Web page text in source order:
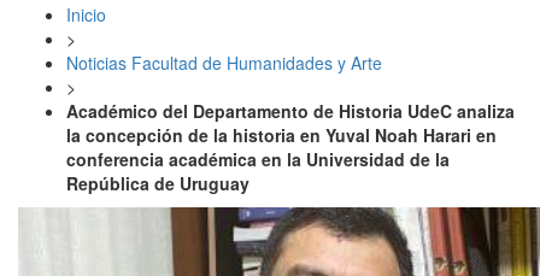
Inicio
>
Noticias Facultad de Humanidades y Arte
>
Académico del Departamento de Historia UdeC analiza
la concepción de la historia en Yuval Noah Harari en
conferencia académica en la Universidad de la
República de Uruguay